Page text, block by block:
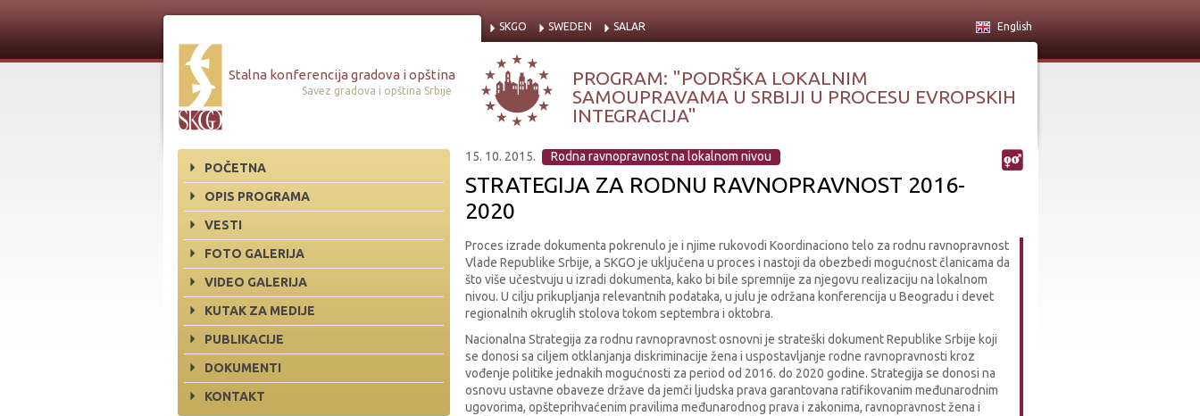
Stalna konferencija gradova i opština
Savez gradova i opština Srbije
SKGO SWEDEN SALAR English
PROGRAM: "PODRŠKA LOKALNIM
SAMOUPRAVAMA U SRBIJI U PROCESU EVROPSKIH
INTEGRACIJA"
POČETNA
OPIS PROGRAMA
VESTI
FOTO GALERIJA
VIDEO GALERIJA
KUTAK ZA MEDIJE
PUBLIKACIJE
DOKUMENTI
KONTAKT
15. 10. 2015. Rodna ravnopravnost na lokalnom nivou
STRATEGIJA ZA RODNU RAVNOPRAVNOST 2016-
2020
Proces izrade dokumenta pokrenulo je i njime rukovodi Koordinaciono telo za rodnu ravnopravnost
Vlade Republike Srbije, a SKGO je uključena u proces i nastoji da obezbedi mogućnost članicama da
što više učestvuju u izradi dokumenta, kako bi bile spremnije za njegovu realizaciju na lokalnom
nivou. U cilju prikupljanja relevantnih podataka, u julu je održana konferencija u Beogradu i devet
regionalnih okruglih stolova tokom septembra i oktobra.
Nacionalna Strategija za rodnu ravnopravnost osnovni je strateški dokument Republike Srbije koji
se donosi sa ciljem otklanjanja diskriminacije žena i uspostavljanje rodne ravnopravnosti kroz
vođenje politike jednakih mogućnosti za period od 2016. do 2020 godine. Strategija se donosi na
osnovu ustavne obaveze države da jemči ljudska prava garantovana ratifikovanim međunarodnim
ugovorima, opšteprihvaćenim pravilima međunarodnog prava i zakonima, ravnopravnost žena i